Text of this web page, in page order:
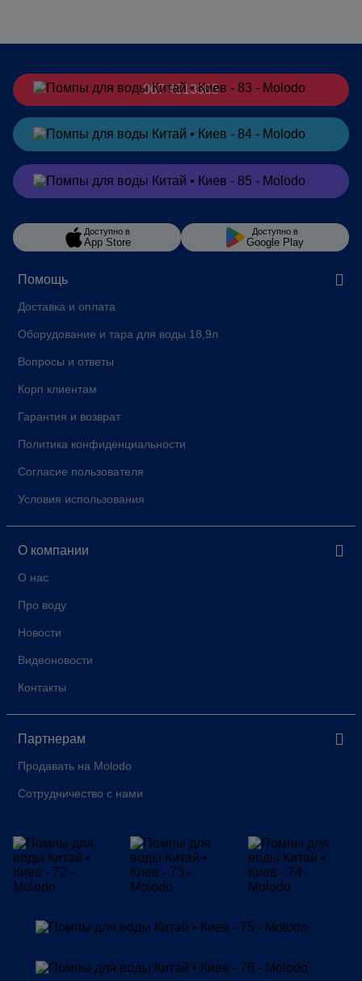
Помощь
Доставка и оплата
Оборудование и тара для воды 18,9л
Вопросы и ответы
Корп клиентам
Гарантия и возврат
Политика конфиденциальности
Согласие пользователя
Условия использования
О компании
О нас
Про воду
Новости
Видеоновости
Контакты
Партнерам
Продавать на Molodo
Сотрудничество с нами
067 4913385
Заказатьв Telegram
Заказать в Viber
Доступно в
App Store
Доступно в
Google Play